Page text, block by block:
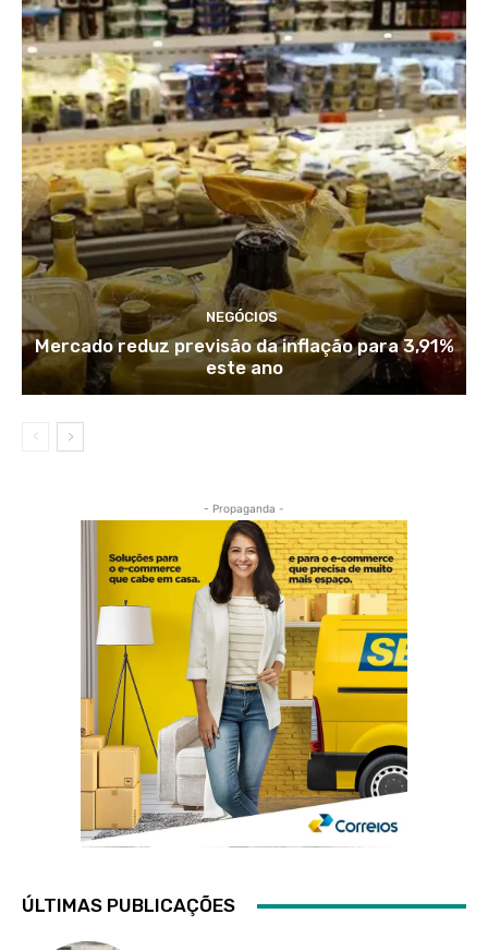
NEGÓCIOS
Mercado reduz previsão da inflação para 3,91%
este ano
- Propaganda -
ÚLTIMAS PUBLICAÇÕES